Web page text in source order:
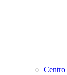
Centro